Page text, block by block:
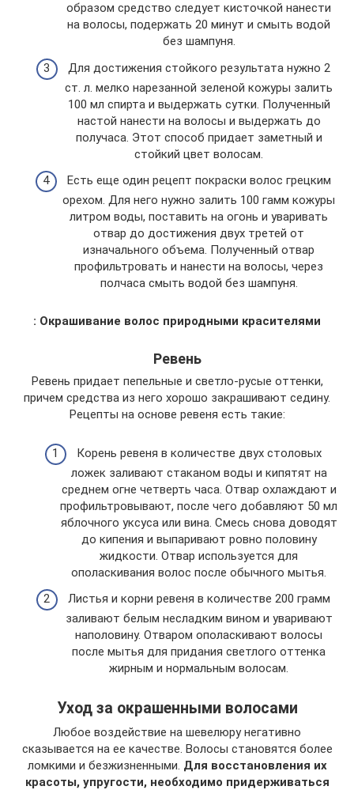
образом средство следует кисточкой нанести
на волосы, подержать 20 минут и смыть водой
без шампуня.
Для достижения стойкого результата нужно 2
ст. л. мелко нарезанной зеленой кожуры залить
100 мл спирта и выдержать сутки. Полученный
настой нанести на волосы и выдержать до
получаса. Этот способ придает заметный и
стойкий цвет волосам.
Есть еще один рецепт покраски волос грецким
орехом. Для него нужно залить 100 гамм кожуры
литром воды, поставить на огонь и уваривать
отвар до достижения двух третей от
изначального объема. Полученный отвар
профильтровать и нанести на волосы, через
полчаса смыть водой без шампуня.
: Окрашивание волос природными красителями
Ревень
Ревень придает пепельные и светло-русые оттенки,
причем средства из него хорошо закрашивают седину.
Рецепты на основе ревеня есть такие:
Корень ревеня в количестве двух столовых
ложек заливают стаканом воды и кипятят на
среднем огне четверть часа. Отвар охлаждают и
профильтровывают, после чего добавляют 50 мл
яблочного уксуса или вина. Смесь снова доводят
до кипения и выпаривают ровно половину
жидкости. Отвар используется для
ополаскивания волос после обычного мытья.
Листья и корни ревеня в количестве 200 грамм
заливают белым несладким вином и уваривают
наполовину. Отваром ополаскивают волосы
после мытья для придания светлого оттенка
жирным и нормальным волосам.
Уход за окрашенными волосами
Любое воздействие на шевелюру негативно
сказывается на ее качестве. Волосы становятся более
ломкими и безжизненными. Для восстановления их
красоты, упругости, необходимо придерживаться